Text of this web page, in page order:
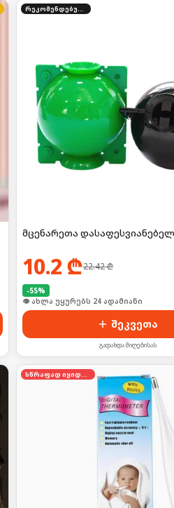
რეკომენდებული
მცენარეთა
10.2₾22.42₾
-55%
🛒 ბოლო 24სთ-ში იყიდა 37-მა
შეკვეთა
გადახდა მიღებისას
სწრაფად იყიდება